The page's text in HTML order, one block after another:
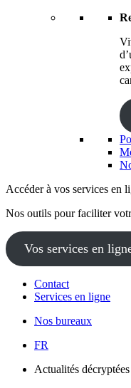
Accéder à vos services en
Nos outils pour faciliter
Vos services en
Contact
Services en ligne
Nos bureaux
FR
Actualités décryptées